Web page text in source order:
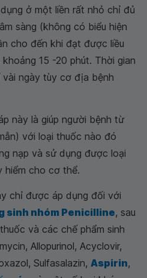
ở một liền rất nhỏ chỉ đủ
sàng (không có biểu hiện
cho đến khi đạt được liều
15 -20 phút. Thời gian
ngày tùy cơ địa bệnh
này là giúp người bệnh từ
với loại thuốc nào đó
nạp và sử dụng được loại
hiểm cho cơ thể.
chỉ được áp dụng đối với
sinh nhóm Penicilline, sau
và các chế phẩm sinh
Allopurinol, Acyclovir,
Sulfasalazin, Aspirin,